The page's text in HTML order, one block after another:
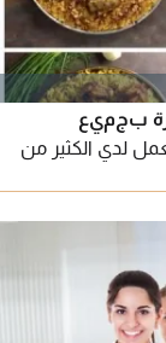
بجميع
لدي الكثير من